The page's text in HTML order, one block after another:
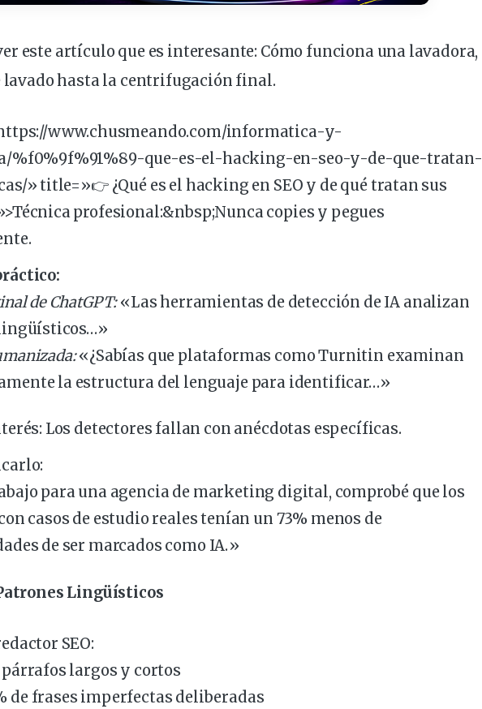
este artículo que es interesante: Cómo funciona una lavadora,
lavado hasta la centrifugación final.
www.chusmeando.com/informatica-y-
%f0%9f%91%89-que-es-el-hacking-en-seo-y-de-que-tratan-
» title=»👉 ¿Qué es el hacking en SEO y de qué tratan sus
profesional:&nbsp;Nunca copies y pegues
de ChatGPT:«Las herramientas de detección de IA analizan
«¿Sabías que plataformas como Turnitin examinan
la estructura del lenguaje para identificar…»
Los detectores fallan con anécdotas específicas.
para una agencia de marketing digital, comprobé que los
casos de estudio reales tenían un 73% menos de
de ser marcados como IA.»
Lingüísticos
SEO:
largos y cortos
de frases imperfectas deliberadas